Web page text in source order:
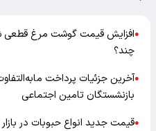
●افزایش قیمت گوشت مرغ قطعی
چند؟
●آخرین جزئیات پرداخت
بازنشستگان تامین اجتماعی
●قیمت جدید انواع حبوبات در